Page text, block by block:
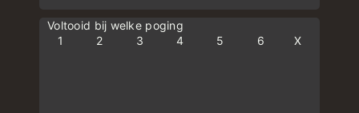
Voltooid bij welke poging
1
2 3 4 5 6 X